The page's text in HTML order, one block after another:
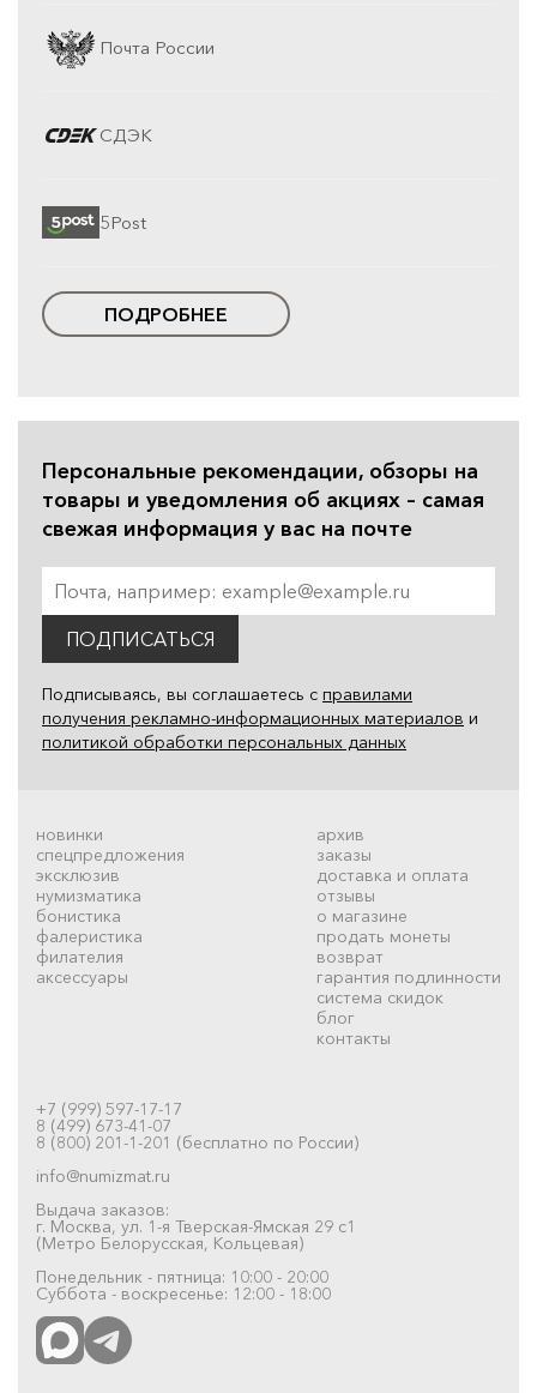
Почта России
СДЭК
5Post
ПОДРОБНЕЕ
Персональные рекомендации, обзоры на
товары и уведомления об акциях – самая
свежая информация у вас на почте
ПОДПИСАТЬСЯ
Подписываясь, вы соглашаетесь с правилами
получения рекламно-информационных материалов и
политикой обработки персональных данных
новинки
спецпредложения
эксклюзив
нумизматика
бонистика
фалеристика
филателия
аксессуары
архив
заказы
доставка и оплата
отзывы
о магазине
продать монеты
возврат
гарантия подлинности
система скидок
блог
контакты
+7 (999) 597-17-17
8 (499) 673-41-07
8 (800) 201-1-201 (бесплатно по России)
info@numizmat.ru
Выдача заказов:
г. Москва, ул. 1-я Тверская-Ямская 29 с1
(Метро Белорусская, Кольцевая)
Понедельник - пятница: 10:00 - 20:00
Суббота - воскресенье: 12:00 - 18:00